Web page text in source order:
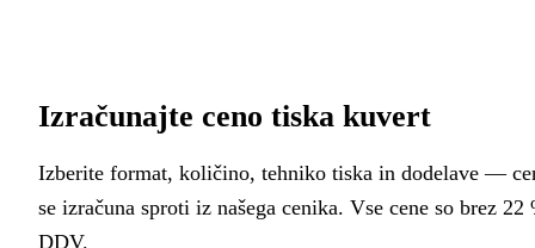
Izračunajte ceno tiska kuvert
Izberite format, količino, tehniko tiska in dodelave —
se izračuna sproti iz našega cenika. Vse cene so brez 22
DDV.